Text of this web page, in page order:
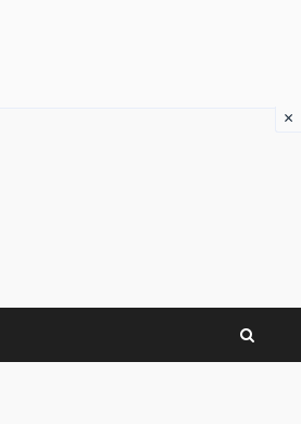
×